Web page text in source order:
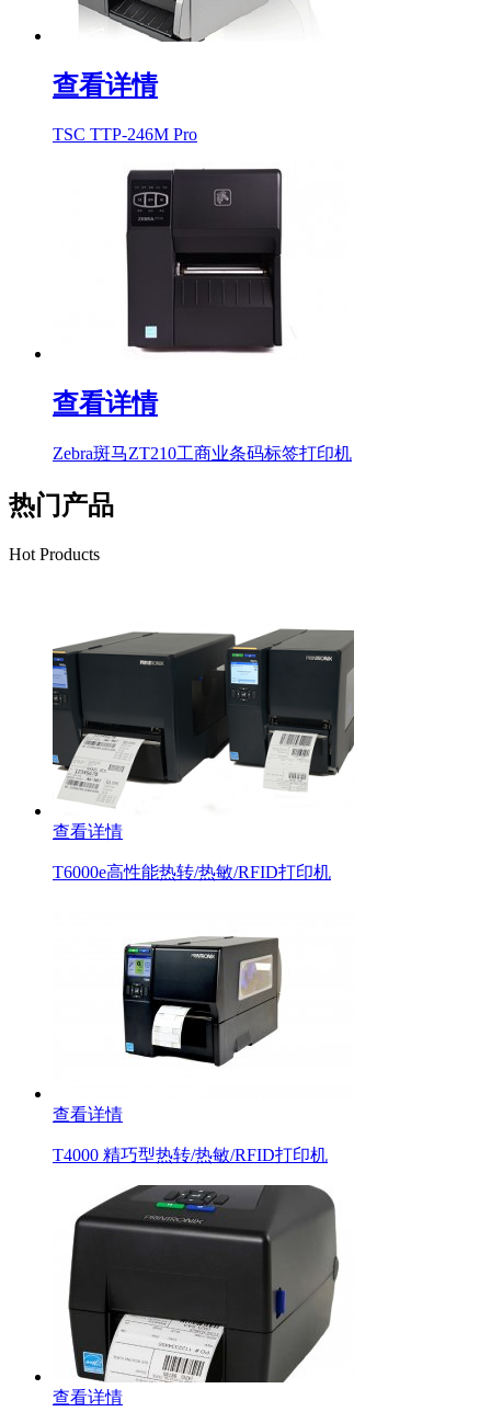
查看详情
TSC TTP-246M Pro
查看详情
Zebra斑马ZT210工商业条码标签打印机
热门产品
Hot Products
查看详情
T6000e高性能热转/热敏/RFID打印机
查看详情
T4000 精巧型热转/热敏/RFID打印机
查看详情